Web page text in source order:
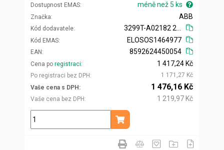
Dostupnost EMAS méně než 5 ks
Značka
Kód dodavatele
ABB
Kód EMAS
EAN
ELOSOS1464977
8592624450054
Cena po registraci
Po registraci bez DPH
1 417,24 Kč
1 171,27 Kč
Vaše cena s DPH
Vaše cena bez DPH
1 476,16 Kč
1 219,97 Kč
ks
Přidat do košíku